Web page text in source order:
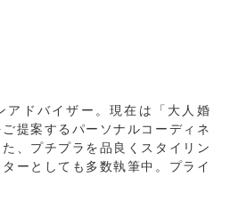
アドバイザー。現在は「大人婚
提案するパーソナルコーディネ
、プチプラを品良くスタイリン
ーとしても多数執筆中。プライ